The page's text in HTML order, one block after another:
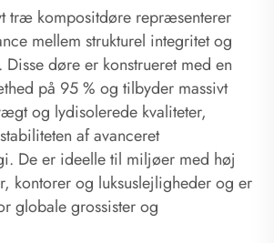
træ kompositdøre repræsenterer
mellem strukturel integritet og
døre er konstrueret med en
på 95 % og tilbyder massivt
og lydisolerede kvaliteter,
af ​​avanceret
De er ideelle til miljøer med høj
kontorer og luksuslejligheder og er
globale grossister og